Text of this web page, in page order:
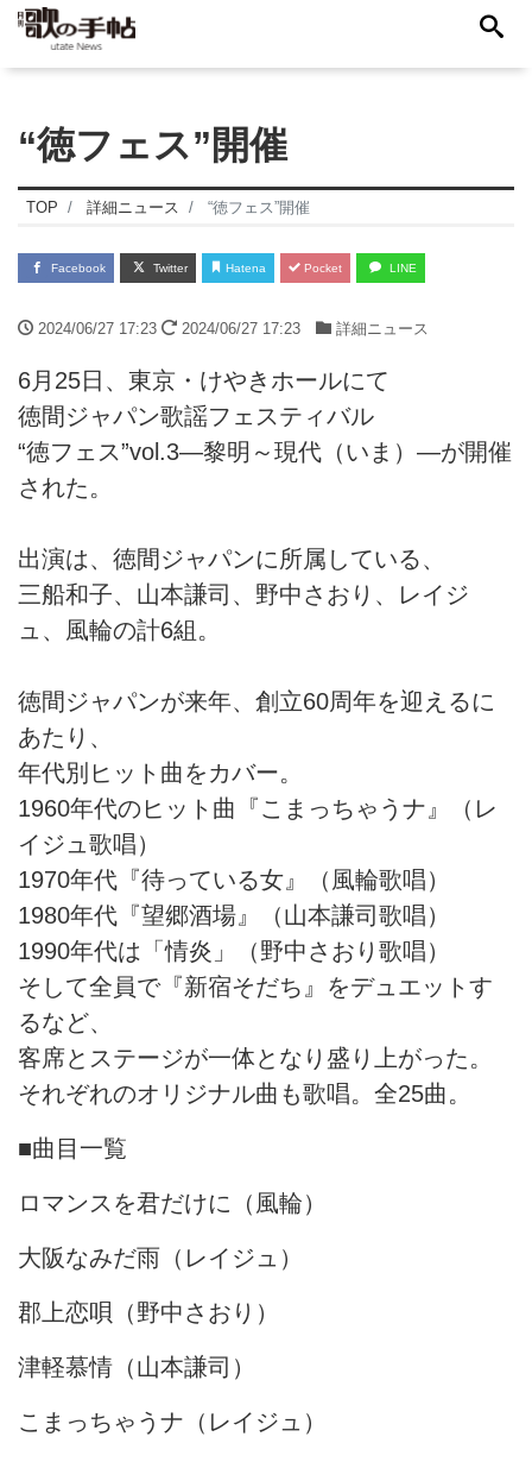
“徳フェス”開催
TOP 詳細ニュース “徳フェス”開催
Facebook Twitter Hatena Pocket LINE
2024/06/27 17:23 2024/06/27 17:23 詳細ニュース
6月25日、東京・けやきホールにて
徳間ジャパン歌謡フェスティバル
“徳フェス”vol.3―黎明～現代（いま）―が開催
された。
出演は、徳間ジャパンに所属している、
三船和子、山本謙司、野中さおり、レイジ
ュ、風輪の計6組。
徳間ジャパンが来年、創立60周年を迎えるに
あたり、
年代別ヒット曲をカバー。
1960年代のヒット曲『こまっちゃうナ』（レ
イジュ歌唱）
1970年代『待っている女』（風輪歌唱）
1980年代『望郷酒場』（山本謙司歌唱）
1990年代は「情炎」（野中さおり歌唱）
そして全員で『新宿そだち』をデュエットす
るなど、
客席とステージが一体となり盛り上がった。
それぞれのオリジナル曲も歌唱。全25曲。
■曲目一覧
ロマンスを君だけに（風輪）
大阪なみだ雨（レイジュ）
郡上恋唄（野中さおり）
津軽慕情（山本謙司）
こまっちゃうナ（レイジュ）